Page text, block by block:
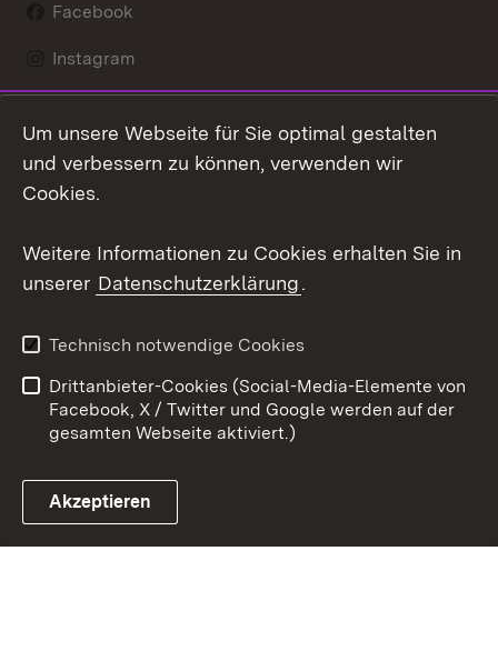
Facebook
Instagram
Mastodon
Youtube
Link zum Landesportal
Kontakt
Datenschutz
Barrierefreiheit
Impressum Cookies
Um unsere Webseite für Sie optimal gestalten
und verbessern zu können, verwenden wir
Cookies.
Weitere Informationen zu Cookies erhalten Sie in
unserer Datenschutzerklärung.
Technisch notwendige Cookies
Drittanbieter-Cookies (Social-Media-Elemente von
Facebook, X / Twitter und Google werden auf der
gesamten Webseite aktiviert.)
Akzeptieren